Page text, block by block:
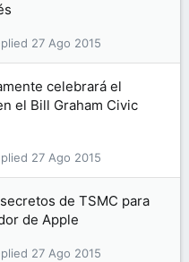
27 Ago 2015
celebrará el
el Bill Graham Civic
27 Ago 2015
de TSMC para
de Apple
27 Ago 2015